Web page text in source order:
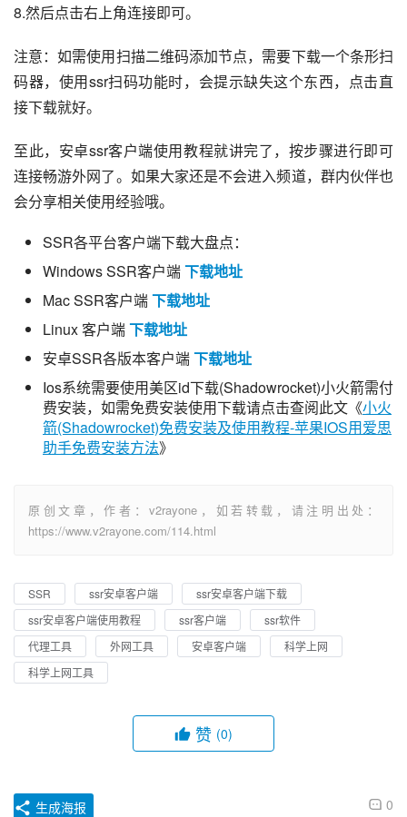
8.然后点击右上角连接即可。
注意：如需使用扫描二维码添加节点，需要下载一个条形扫
码器，使用ssr扫码功能时，会提示缺失这个东西，点击直
接下载就好。
至此，安卓ssr客户端使用教程就讲完了，按步骤进行即可
连接畅游外网了。如果大家还是不会进入频道，群内伙伴也
会分享相关使用经验哦。
SSR各平台客户端下载大盘点：
Windows SSR客户端下载地址
Mac SSR客户端下载地址
Linux 客户端下载地址
安卓SSR各版本客户端下载地址
Ios系统需要使用美区id下载(Shadowrocket)小火箭需付
费安装，如需免费安装使用下载请点击查阅此文《小火
箭(Shadowrocket)免费安装及使用教程-苹果IOS用爱思
助手免费安装方法》
原创文章，作者：v2rayone，如若转载，请注明出处：
https://www.v2rayone.com/114.html
SSR ssr安卓客户端
ssr安卓客户端下载
ssr安卓客户端使用教程
ssr客户端
ssr软件
代理工具
外网工具 安卓客户端
科学上网
科学上网工具
赞 (0)
0
生成海报